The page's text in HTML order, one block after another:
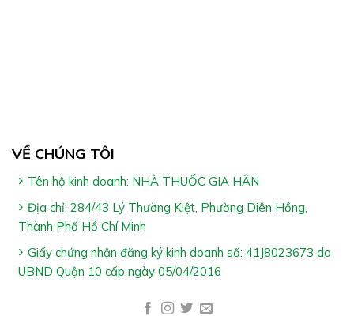
Không dùng cho người mẫn cảm với bất kỳ thành
phần trong sản phẩm
Cảm ơn bạn đã xem bài viết “ Vitamin A+ C+ E Mega
Cần đặt hàng hoặc tư vấn thêm về sản phẩm, vui lòng
gọi tổng đài tư vấn Hệ Thống Nhà Thuốc Gia Hân
Pharmacy: 1800.6217 để được phục vụ
VỀ CHÚNG TÔI
Tên hộ kinh doanh: NHÀ THUỐC GIA HÂN
Địa chỉ: 284/43 Lý Thường Kiệt, Phường Diên Hồng,
Thành Phố Hồ Chí Minh
Giấy chứng nhận đăng ký kinh doanh số: 41J8023673 do
UBND Quận 10 cấp ngày 05/04/2016